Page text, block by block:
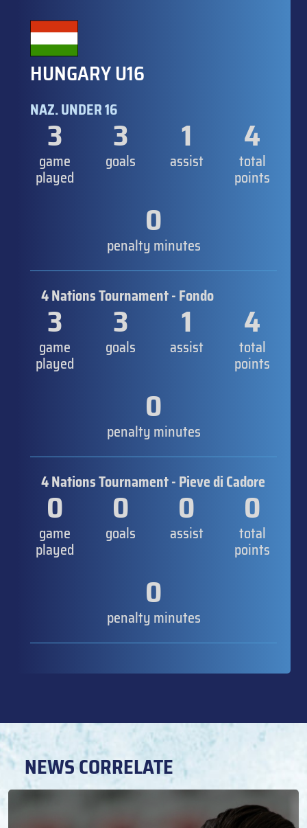
HUNGARY U16
NAZ. UNDER 16
3
game
played
3
goals
1
assist
4
total
points
0
penalty minutes
4 Nations Tournament - Fondo
3
game
played
3
goals
1
assist
4
total
points
0
penalty minutes
4 Nations Tournament - Pieve di Cadore
0
game
played
0
goals
0
assist
0
total
points
0
penalty minutes
NEWS CORRELATE